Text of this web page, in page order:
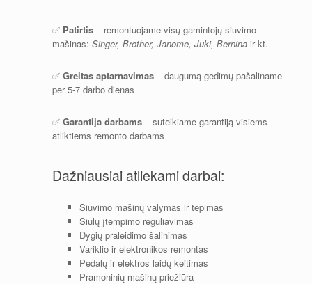
✅ Patirtis– remontuojame visų gamintojų siuvimo
mašinas: Singer, Brother, Janome, Juki, Berninair kt.
✅ Greitas aptarnavimas– daugumą gedimų pašaliname
per 5-7 darbo dienas
✅ Garantija darbams– suteikiame garantiją visiems
atliktiems remonto darbams
Dažniausiai atliekami darbai:
Siuvimo mašinų valymas ir tepimas
Siūlų įtempimo reguliavimas
Dygių praleidimo šalinimas
Variklio ir elektronikos remontas
Pedalų ir elektros laidų keitimas
Pramoninių mašinų priežiūra